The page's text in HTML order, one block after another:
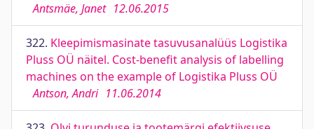
Antsmäe, Janet 12.06.2015
322. Kleepimismasinate tasuvusanalüüs Logistika
Pluss OÜ näitel. Cost-benefit analysis of labelling
machines on the example of Logistika Pluss OÜ
Antson, Andri 11.06.2014